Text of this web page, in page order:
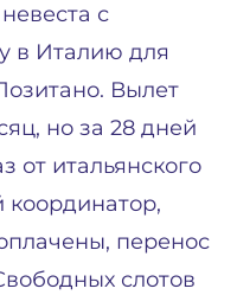
с
в Италию для
Вылет
но за 28 дней
от итальянского
координатор,
перенос
слотов